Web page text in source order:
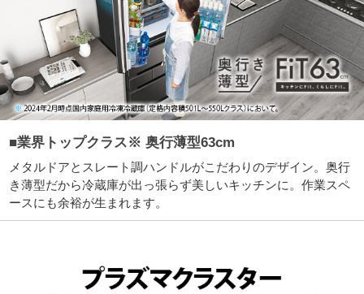
■業界トップクラス※ 奥行薄型63cm
メタルドアとスレート調ハンドルがこだわりのデザイン。奥行
き薄型だから冷蔵庫が出っ張らず美しいキッチンに。作業スペ
ースにも余裕が生まれます。